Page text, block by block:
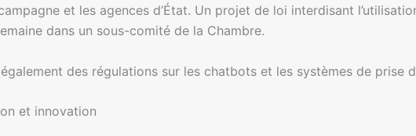
et les agences d’État. Un projet de loi interdisant
dans un sous-comité de la Chambre.
des régulations sur les chatbots et les systèmes de prise
et innovation